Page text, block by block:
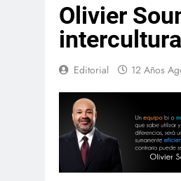
Olivier
Editorial 12 Años